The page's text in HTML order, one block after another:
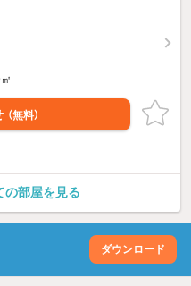
（無料）
の部屋を見る
ダウンロード